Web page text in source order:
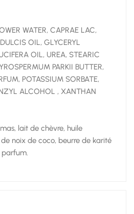
WATER, CAPRAE LAC,
OIL, GLYCERYL
OIL, UREA, STEARIC
PARKII BUTTER,
POTASSIUM SORBATE,
ALCOHOL , XANTHAN
lait de chèvre, huile
noix de coco, beurre de karité
parfum.